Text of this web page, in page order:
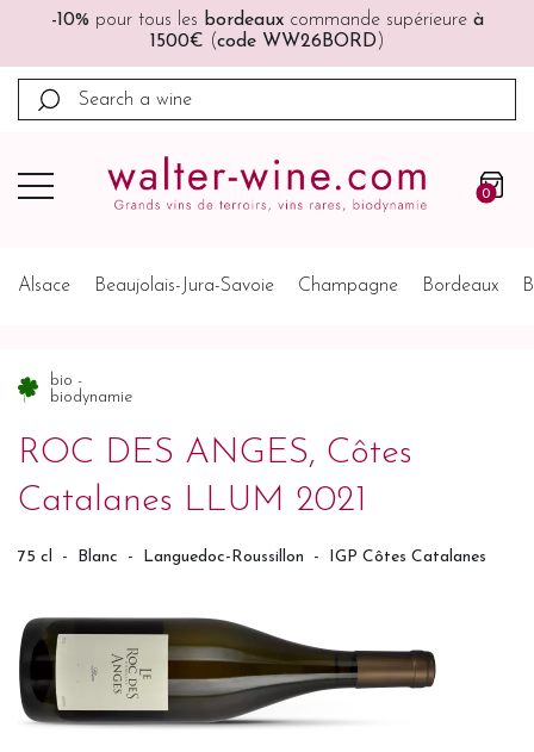
🚚🚚Port offertà partir de 200€ (France,
Belgique, Pays-Bas)
0
Alsace Beaujolais-Jura-Savoie Champagne Bordeaux
bio -
biodynamie
ROC DES ANGES, Côtes
Catalanes LLUM 2021
75 cl - Blanc - Languedoc-Roussillon - IGP Côtes Catalanes